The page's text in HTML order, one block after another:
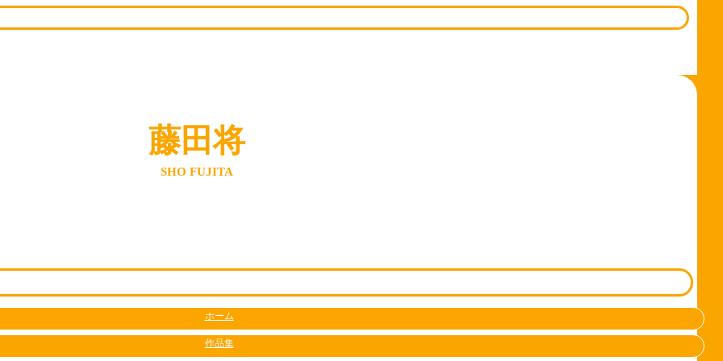
藤田将
SHO FUJITA
ホーム
作品集